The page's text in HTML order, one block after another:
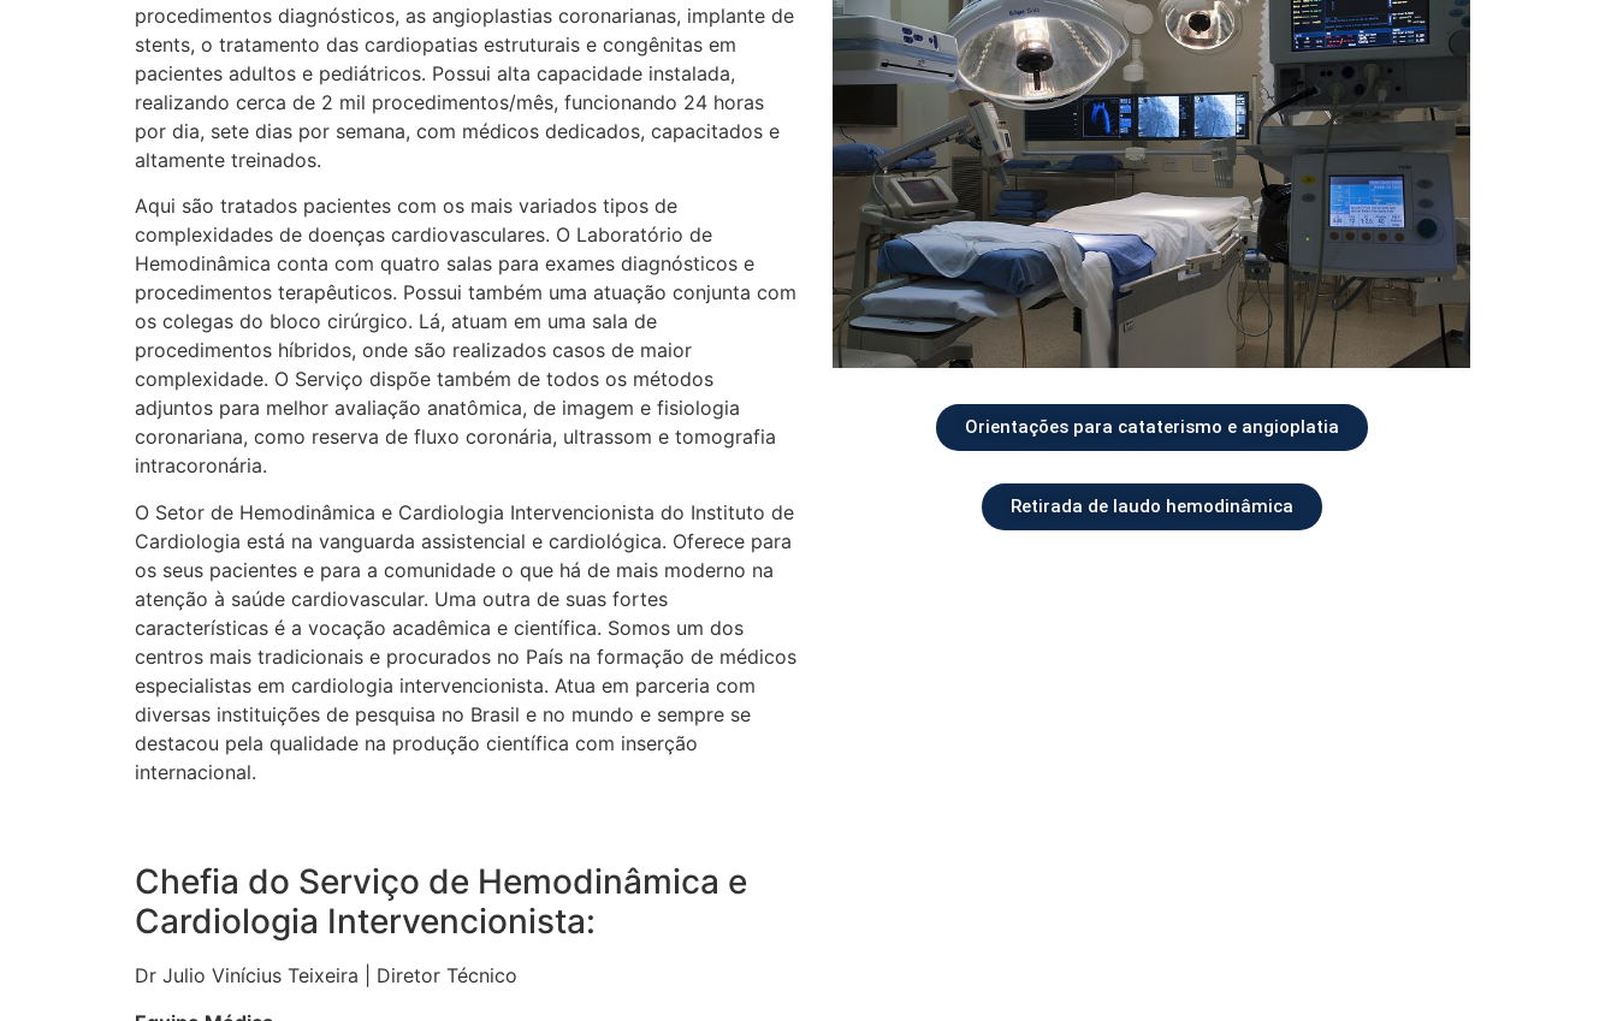
procedimentos diagnósticos, as angioplastias coronarianas, implante de
stents, o tratamento das cardiopatias estruturais e congênitas em
pacientes adultos e pediátricos. Possui alta capacidade instalada,
realizando cerca de 2 mil procedimentos/mês, funcionando 24 horas
por dia, sete dias por semana, com médicos dedicados, capacitados e
altamente treinados.
Aqui são tratados pacientes com os mais variados tipos de
complexidades de doenças cardiovasculares. O Laboratório de
Hemodinâmica conta com quatro salas para exames diagnósticos e
procedimentos terapêuticos. Possui também uma atuação conjunta com
os colegas do bloco cirúrgico. Lá, atuam em uma sala de
procedimentos híbridos, onde são realizados casos de maior
complexidade. O Serviço dispõe também de todos os métodos
adjuntos para melhor avaliação anatômica, de imagem e fisiologia
coronariana, como reserva de fluxo coronária, ultrassom e tomografia
intracoronária.
O Setor de Hemodinâmica e Cardiologia Intervencionista do Instituto de
Cardiologia está na vanguarda assistencial e cardiológica. Oferece para
os seus pacientes e para a comunidade o que há de mais moderno na
atenção à saúde cardiovascular. Uma outra de suas fortes
características é a vocação acadêmica e científica. Somos um dos
centros mais tradicionais e procurados no País na formação de médicos
especialistas em cardiologia intervencionista. Atua em parceria com
diversas instituições de pesquisa no Brasil e no mundo e sempre se
destacou pela qualidade na produção científica com inserção
internacional.
Chefia do Serviço de Hemodinâmica e
Cardiologia Intervencionista:
Dr Julio Vinícius Teixeira | Diretor Técnico
Orientações para cataterismo e angioplatia
Retirada de laudo hemodinâmica